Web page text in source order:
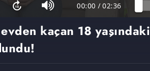
00:00 / 02:36
kaçan 18 yaşındaki